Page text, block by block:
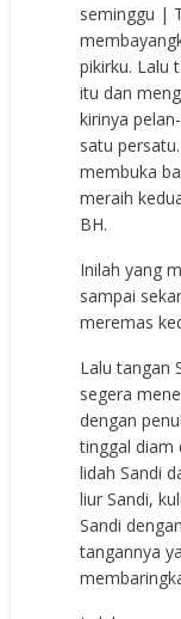
seminggu |
pikirku. Lalu
itu dan
kirinya
satu
membuka
meraih
BH.
Inilah yang
sampai
meremas
Lalu tangan
segera
dengan
tinggal diam
lidah Sandi
liur Sandi,
Sandi
tangannya